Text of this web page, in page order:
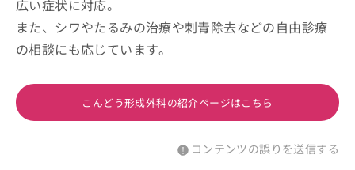
広い症状に対応。
また、シワやたるみの治療や刺青除去などの自由診療
の相談にも応じています。
こんどう形成外科の紹介ページはこちら
コンテンツの誤りを送信する